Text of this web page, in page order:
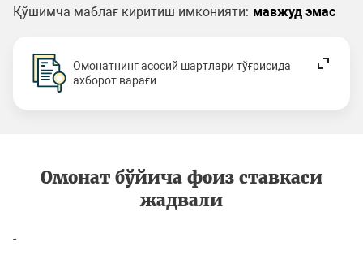
Қўшимча маблағ киритиш имконияти: мавжуд эмас
Омонатнинг асосий шартлари тўғрисида
ахборот варағи
Омонат бўйича фоиз ставкаси
жадвали
-